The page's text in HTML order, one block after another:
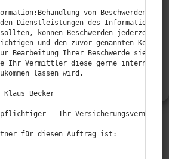
ABLEHNEN
ANSEHEN
Boot bereits einmal in einem
wird es Sie sicher beruhigen
Boots­ver­si­cherung nicht nur
und Personen deckt, soweit
verur­sacht wurden. Boots­ver­si­
der Regel auch weitere Risiken
Sie sich aber auch für eine
Ihr Boot gegen Diebstahl
deckt einen großen
von Beschwerden
Dienstleistungen des
können Beschwerden jederzeit an
und den zuvor genannten
Bearbeitung Ihrer Beschwerde sieht
Ihr Vermittler diese gerne intern
lassen wird.
Becker
— Ihr
für diesen Auftrag ist: